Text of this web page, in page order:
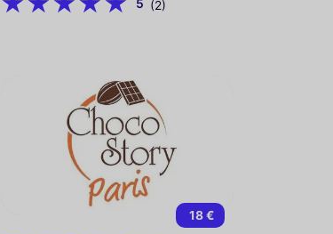
5 (2)
18 €